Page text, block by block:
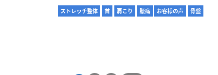
ストレッチ整体 首 肩こり 腰痛 お客様の声 骨盤